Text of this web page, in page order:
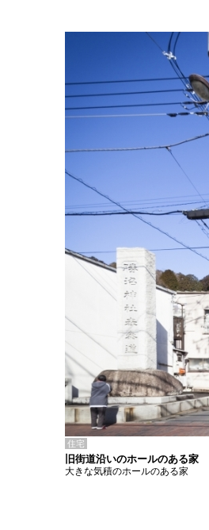
住宅
旧街道沿いのホールのある家
大きな気積のホールのある家